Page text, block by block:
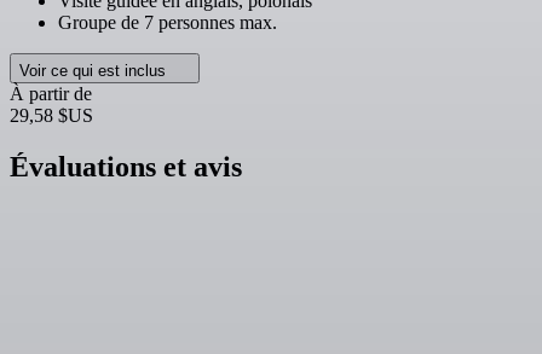
Groupe de 7 personnes max.
Voir ce qui est inclus
À partir de
29,58 $US
Évaluations et avis